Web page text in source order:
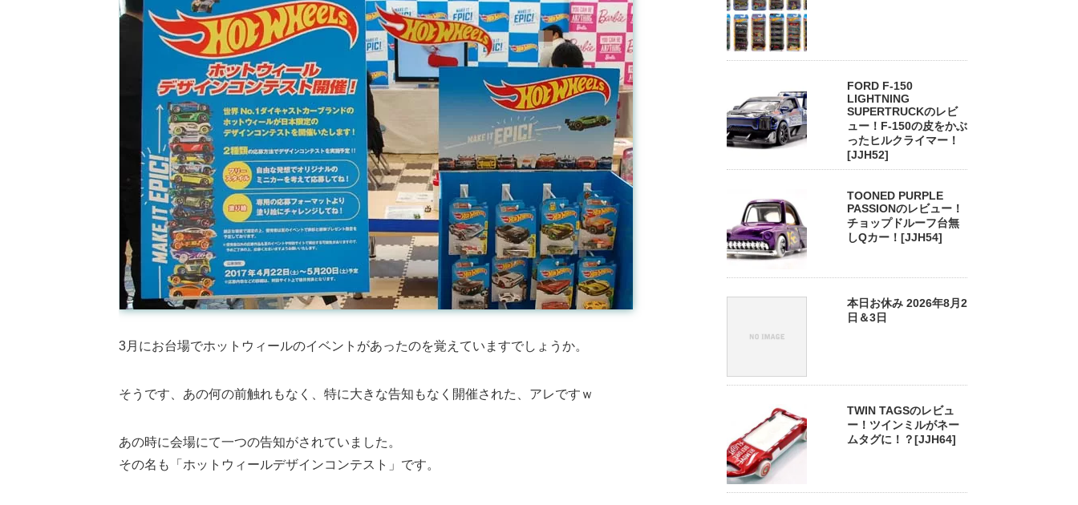
3月にお台場でホットウィールのイベントがあったのを覚えていますでしょうか。
そうです、あの何の前触れもなく、特に大きな告知もなく開催された、アレですｗ
あの時に会場にて一つの告知がされていました。
その名も「ホットウィールデザインコンテスト」です。
FORD F-150
LIGHTNING
SUPERTRUCKのレビ
ュー！F-150の皮をかぶ
ったヒルクライマー！
[JJH52]
TOONED PURPLE
PASSIONのレビュー！
チョップドルーフ台無
しQカー！[JJH54]
本日お休み 2026年8月2
日＆3日
TWIN TAGSのレビュ
ー！ツインミルがネー
ムタグに！？[JJH64]